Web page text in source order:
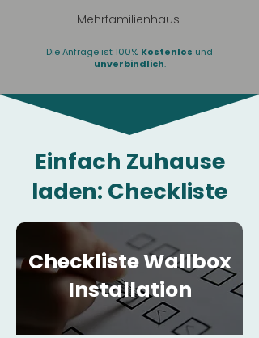
Mehrfamilienhaus
Die Anfrage ist 100% Kostenlos und
unverbindlich.
Einfach Zuhause
laden: Checkliste
Checkliste Wallbox
Installation